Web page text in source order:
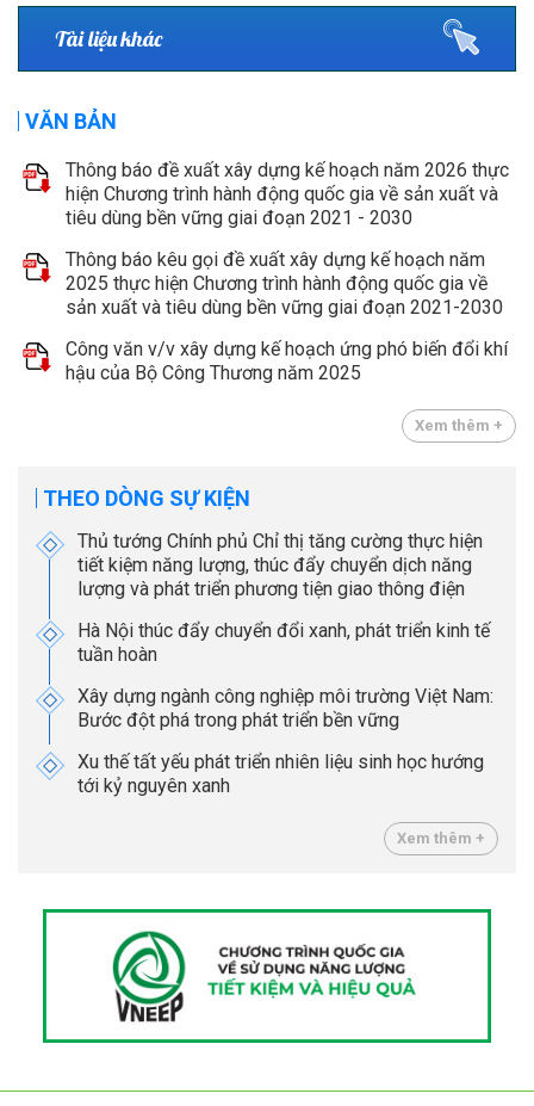
Tài liệu khác
VĂN BẢN
Thông báo đề xuất xây dựng kế hoạch năm 2026 thực
hiện Chương trình hành động quốc gia về sản xuất và
tiêu dùng bền vững giai đoạn 2021 - 2030
Thông báo kêu gọi đề xuất xây dựng kế hoạch năm
2025 thực hiện Chương trình hành động quốc gia về
sản xuất và tiêu dùng bền vững giai đoạn 2021-2030
Công văn v/v xây dựng kế hoạch ứng phó biến đổi khí
hậu của Bộ Công Thương năm 2025
Xem thêm +
THEO DÒNG SỰ KIỆN
Thủ tướng Chính phủ Chỉ thị tăng cường thực hiện
tiết kiệm năng lượng, thúc đẩy chuyển dịch năng
lượng và phát triển phương tiện giao thông điện
Hà Nội thúc đẩy chuyển đổi xanh, phát triển kinh tế
tuần hoàn
Xây dựng ngành công nghiệp môi trường Việt Nam:
Bước đột phá trong phát triển bền vững
Xu thế tất yếu phát triển nhiên liệu sinh học hướng
tới kỷ nguyên xanh
Xem thêm +